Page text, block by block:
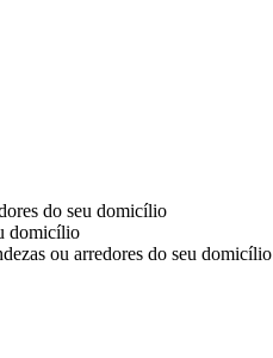
do seu domicílio
domicílio
ou arredores do seu domicílio